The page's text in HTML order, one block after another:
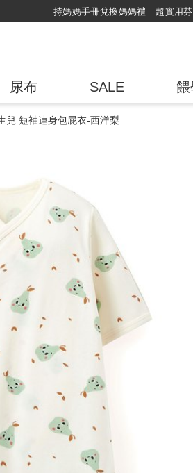
尿布 SALE 餵
兒 短袖連身包屁衣-西洋梨